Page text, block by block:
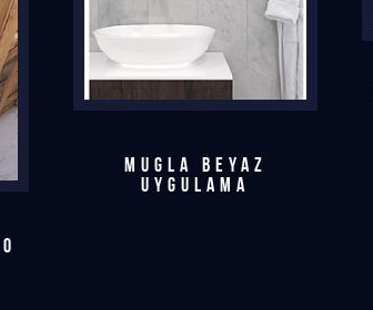
MUGLA BEYAZ
UYGULAMA